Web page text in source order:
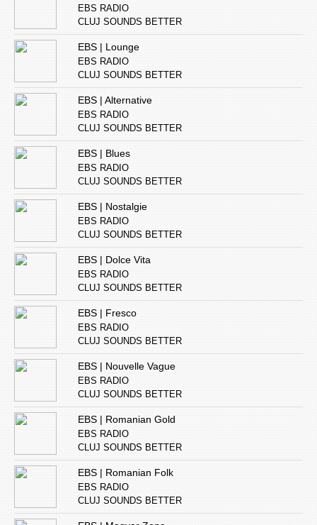
EBS RADIO
CLUJ SOUNDS BETTER
EBS | Lounge
EBS RADIO
CLUJ SOUNDS BETTER
EBS | Alternative
EBS RADIO
CLUJ SOUNDS BETTER
EBS | Blues
EBS RADIO
CLUJ SOUNDS BETTER
EBS | Nostalgie
EBS RADIO
CLUJ SOUNDS BETTER
EBS | Dolce Vita
EBS RADIO
CLUJ SOUNDS BETTER
EBS | Fresco
EBS RADIO
CLUJ SOUNDS BETTER
EBS | Nouvelle Vague
EBS RADIO
CLUJ SOUNDS BETTER
EBS | Romanian Gold
EBS RADIO
CLUJ SOUNDS BETTER
EBS | Romanian Folk
EBS RADIO
CLUJ SOUNDS BETTER